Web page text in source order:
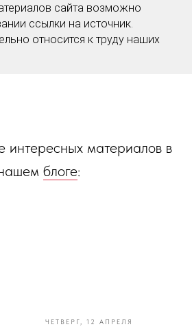
сайта возможно
ссылки на источник.
относится к труду наших
интересных материалов в
блоге:
ЧЕТВЕРГ, 12 АПРЕЛЯ